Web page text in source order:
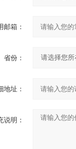
邮箱：
省份：
地址：
说明：